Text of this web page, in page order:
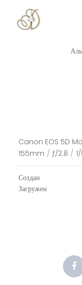
Canon EOS 5D
155mm / ƒ/2.8 /
Создан
Загружен